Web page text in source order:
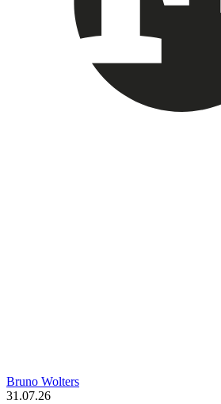
Bruno Wolters
31.07.26